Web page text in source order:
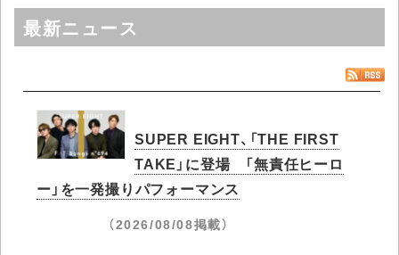
最新ニュース
SUPER EIGHT、「THE FIRST
TAKE」に登場 「無責任ヒーロ
ー」を一発撮りパフォーマンス
（2026/08/08掲載）